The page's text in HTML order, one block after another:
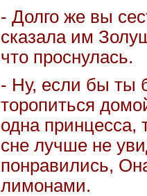
- Долго же вы
сказала им
что проснулась.
- Ну, если бы ты
торопиться
одна принцесса,
сне лучше не
понравились,
лимонами.